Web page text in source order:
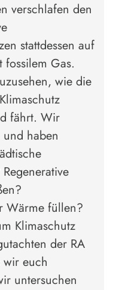
verschlafen den
stattdessen auf
Gas.
wie die
fährt. Wir
haben
Wärme füllen?
Klimaschutz
der RA
wir euch
untersuchen